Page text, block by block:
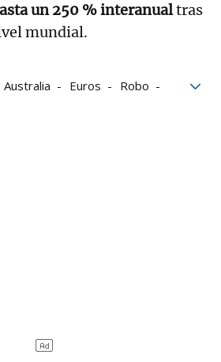
un 250 % interanualtras
mundial.
Australia Euros
Robo